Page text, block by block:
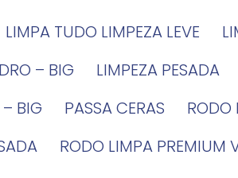
LIMPA TUDO LIMPEZA LEVE
– BIG LIMPEZA PESADA
– BIG PASSA CERAS
RODO LIMPA PREMIUM